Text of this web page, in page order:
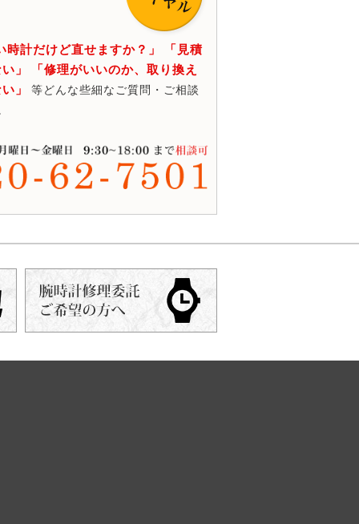
時計だけど直せますか？」 「見積
」 「修理がいいのか、取り換え
」
等どんな些細なご質問・ご相談